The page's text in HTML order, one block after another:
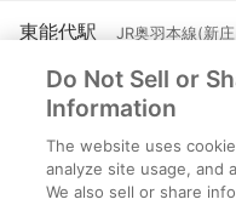
東能代駅 JR奥羽本線(新
能代市鰄渕
このページの店舗から 10.2 km
鯉川駅 JR奥羽本線(新庄～
山本郡三種町鯉川
Do Not Sell or
Information
The website uses
analyze site usage, and
We also sell or share